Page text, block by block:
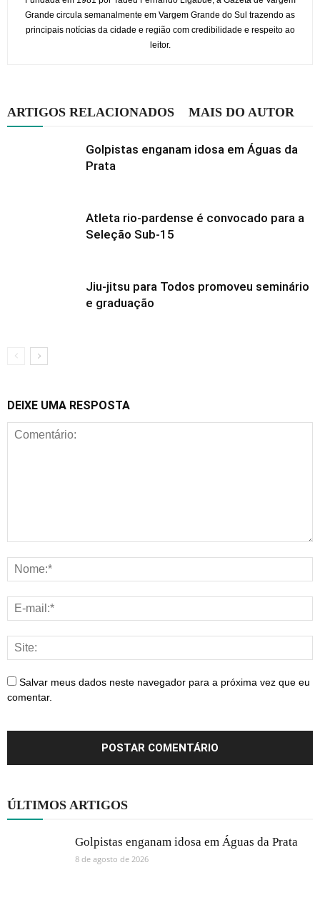
Grande circula semanalmente em Vargem Grande do Sul trazendo as
principais notícias da cidade e região com credibilidade e respeito ao
leitor.
ARTIGOS RELACIONADOS MAIS DO AUTOR
Golpistas enganam idosa em Águas da
Prata
Atleta rio-pardense é convocado para a
Seleção Sub-15
Jiu-jitsu para Todos promoveu seminário
e graduação
DEIXE UMA RESPOSTA
Salvar meus dados neste navegador para a próxima vez que eu
comentar.
ÚLTIMOS ARTIGOS
Golpistas enganam idosa em Águas da Prata
8 de agosto de 2026